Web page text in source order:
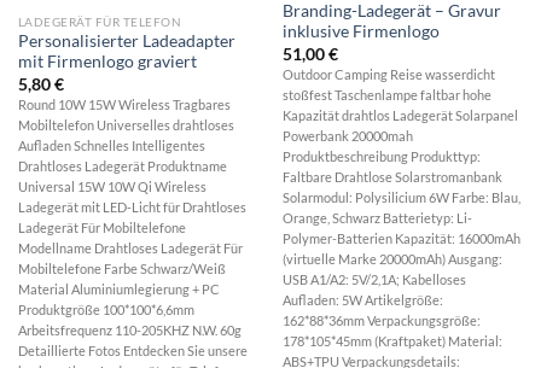
LADEGERÄT FÜR TELEFON
Personalisierter Ladeadapter
mit Firmenlogo graviert
5,80€
Round 10W 15W Wireless Tragbares
Mobiltelefon Universelles drahtloses
Aufladen Schnelles Intelligentes
Drahtloses Ladegerät Produktname
Universal 15W 10W Qi Wireless
Ladegerät mit LED-Licht für Drahtloses
Ladegerät Für Mobiltelefone
Modellname Drahtloses Ladegerät Für
Mobiltelefone Farbe Schwarz/Weiß
Material Aluminiumlegierung + PC
Produktgröße 100*100*6,6mm
Arbeitsfrequenz 110-205KHZ N.W. 60g
Detaillierte Fotos Entdecken Sie unsere
Branding-Ladegerät – Gravur
inklusive Firmenlogo
51,00€
Outdoor Camping Reise wasserdicht
stoßfest Taschenlampe faltbar hohe
Kapazität drahtlos Ladegerät Solarpanel
Powerbank 20000mah
Produktbeschreibung Produkttyp:
Faltbare Drahtlose Solarstromanbank
Solarmodul: Polysilicium 6W Farbe: Blau,
Orange, Schwarz Batterietyp: Li-
Polymer-Batterien Kapazität: 16000mAh
(virtuelle Marke 20000mAh) Ausgang:
USB A1/A2: 5V/2,1A; Kabelloses
Aufladen: 5W Artikelgröße:
162*88*36mm Verpackungsgröße:
178*105*45mm (Kraftpaket) Material:
ABS+TPU Verpackungsdetails: